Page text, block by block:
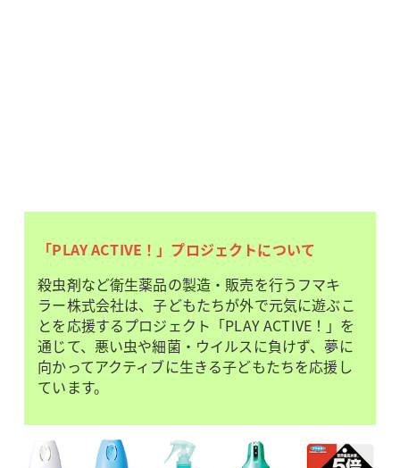
「PLAY ACTIVE！」プロジェクトについて
殺虫剤など衛生薬品の製造・販売を行うフマキ
ラー株式会社は、子どもたちが外で元気に遊ぶこ
とを応援するプロジェクト「PLAY ACTIVE！」を
通じて、悪い虫や細菌・ウイルスに負けず、夢に
向かってアクティブに生きる子どもたちを応援し
ています。